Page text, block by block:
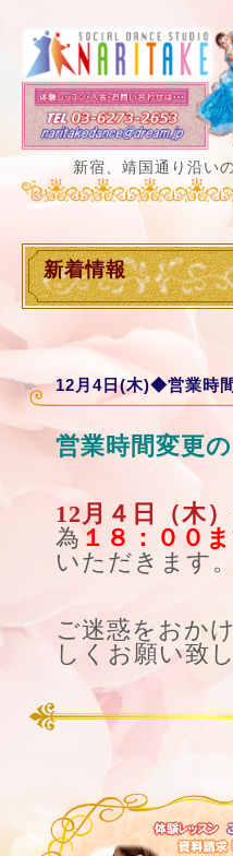
新宿、靖国通り沿い
新着情報
12月4日(木)◆営業時
営業時間変更
12月４日（木）
為 １８：００
いただきます。
ご迷惑をおか
しくお願い致